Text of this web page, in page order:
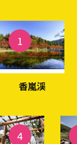
1
香嵐渓
4